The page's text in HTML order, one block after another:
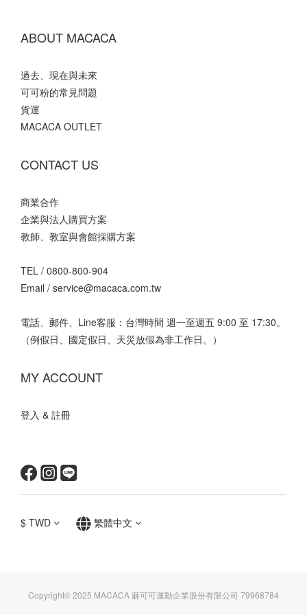
ABOUT MACACA
過去、現在與未來
可可粉的常見問題
貨運
MACACA OUTLET
CONTACT US
商業合作
企業與法人購買方案
教師、教室與會館採購方案
TEL / 0800-800-904
Email / service@macaca.com.tw
電話、郵件、Line客服：台灣時間 週一至週五 9:00 至 17:30。
（例假日、國定假日、天災放假為非工作日。）
MY ACCOUNT
登入 & 註冊
$ TWD 繁體中文
Copyright© 2025 MACACA 麻可可運動企業股份有限公司 79968784